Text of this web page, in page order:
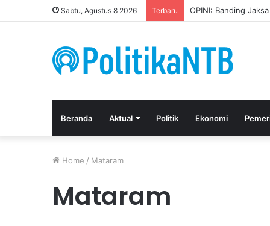
Sabtu, Agustus 8 2026 Terbaru OPINI: Banding
Beranda Aktual Politik Ekonomi
Home / Mataram
Mataram